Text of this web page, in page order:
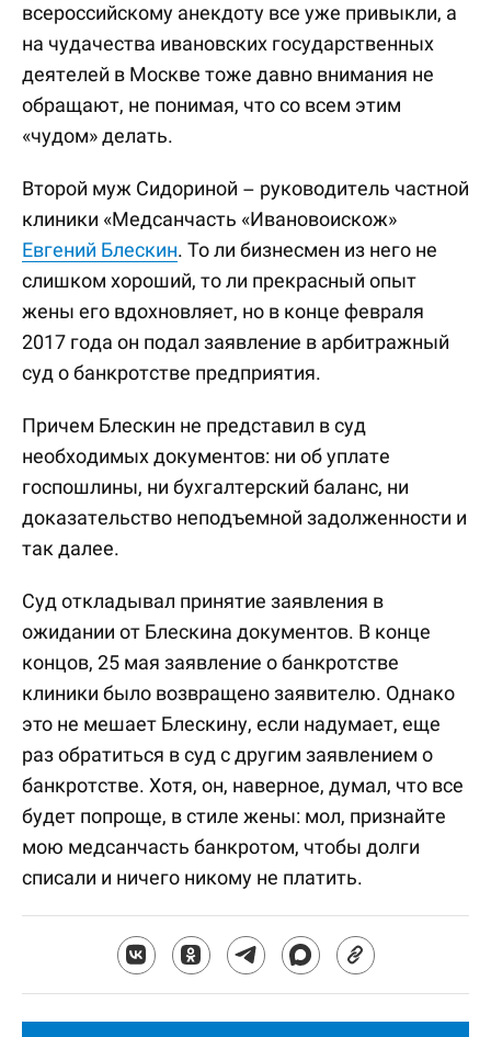
всероссийскому анекдоту все уже привыкли, а
на чудачества ивановских государственных
деятелей в Москве тоже давно внимания не
обращают, не понимая, что со всем этим
«чудом» делать.
Второй муж Сидориной – руководитель частной
клиники «Медсанчасть «Ивановоискож»
Евгений Блескин. То ли бизнесмен из него не
слишком хороший, то ли прекрасный опыт
жены его вдохновляет, но в конце февраля
2017 года он подал заявление в арбитражный
суд о банкротстве предприятия.
Причем Блескин не представил в суд
необходимых документов: ни об уплате
госпошлины, ни бухгалтерский баланс, ни
доказательство неподъемной задолженности и
так далее.
Суд откладывал принятие заявления в
ожидании от Блескина документов. В конце
концов, 25 мая заявление о банкротстве
клиники было возвращено заявителю. Однако
это не мешает Блескину, если надумает, еще
раз обратиться в суд с другим заявлением о
банкротстве. Хотя, он, наверное, думал, что все
будет попроще, в стиле жены: мол, признайте
мою медсанчасть банкротом, чтобы долги
списали и ничего никому не платить.